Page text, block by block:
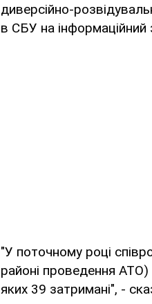
диверсійно-
в СБУ на інформаційний
"У поточному році
районі проведення АТО)
яких 39 затримані", -